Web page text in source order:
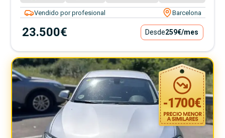
Vendido por profesional Barcelona
23.500€ Desde259€/mes
-1700€